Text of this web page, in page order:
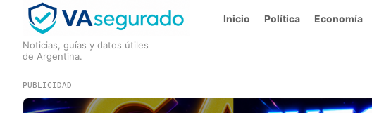
Noticias, guías y datos útiles
de Argentina.
Inicio Política Economía
PUBLICIDAD